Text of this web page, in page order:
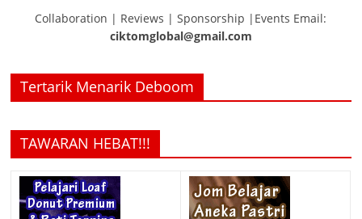
Collaboration | Reviews | Sponsorship |Events Email:
ciktomglobal@gmail.com
Tertarik Menarik Deboom
TAWARAN HEBAT!!!